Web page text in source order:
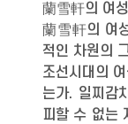
蘭雪軒의 여
蘭雪軒의 여
적인 차원의
조선시대의
는가. 일찌감
피할 수 없는